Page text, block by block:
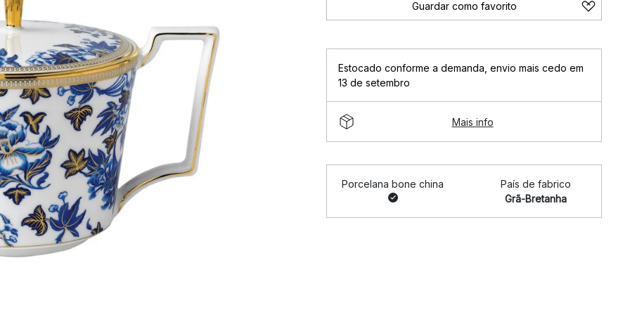
Guardar como favorito
Estocado conforme a demanda envio mais cedo em
13 de setembro
Mais info
Porcelana bone china
País de fabrico
Grã-Bretanha